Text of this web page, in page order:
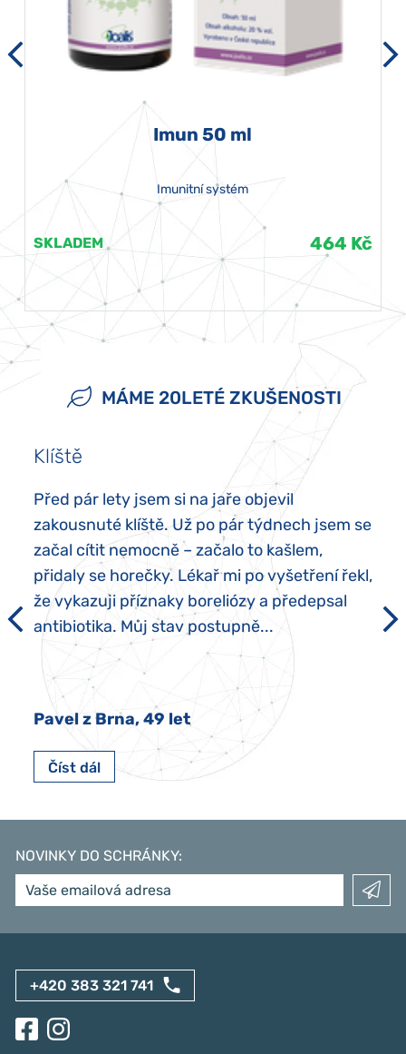
Imun 50 ml
Imunitní systém
SKLADEM 464 Kč
MÁME 20LETÉ ZKUŠENOSTI
Klíště
Před pár lety jsem si na jaře objevil
zakousnuté klíště. Už po pár týdnech jsem se
začal cítit nemocně – začalo to kašlem,
přidaly se horečky. Lékař mi po vyšetření řekl,
že vykazuji příznaky boreliózy a předepsal
antibiotika. Můj stav postupně...
Pavel z Brna, 49 let
Číst dál
NOVINKY DO SCHRÁNKY:
+420 383 321 741